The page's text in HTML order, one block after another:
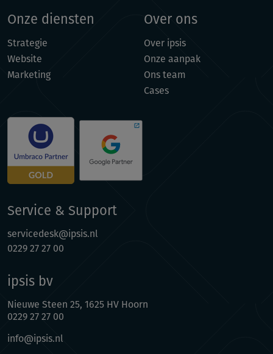
Onze diensten
Strategie
Website
Marketing
Over ons
Over ipsis
Onze aanpak
Ons team
Cases
Service & Support
servicedesk@ipsis.nl
0229 27 27 00
ipsis bv
Nieuwe Steen 25, 1625 HV Hoorn
0229 27 27 00
info@ipsis.nl